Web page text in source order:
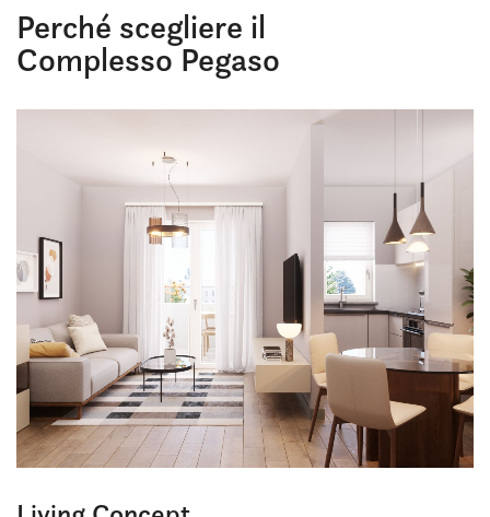
Perché scegliere il
Complesso Pegaso